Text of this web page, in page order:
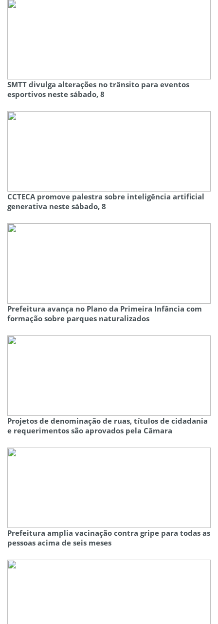
SMTT divulga alterações no trânsito para eventos
esportivos neste sábado, 8
CCTECA promove palestra sobre inteligência artificial
generativa neste sábado, 8
Prefeitura avança no Plano da Primeira Infância com
formação sobre parques naturalizados
Projetos de denominação de ruas, títulos de cidadania
e requerimentos são aprovados pela Câmara
Prefeitura amplia vacinação contra gripe para todas as
pessoas acima de seis meses